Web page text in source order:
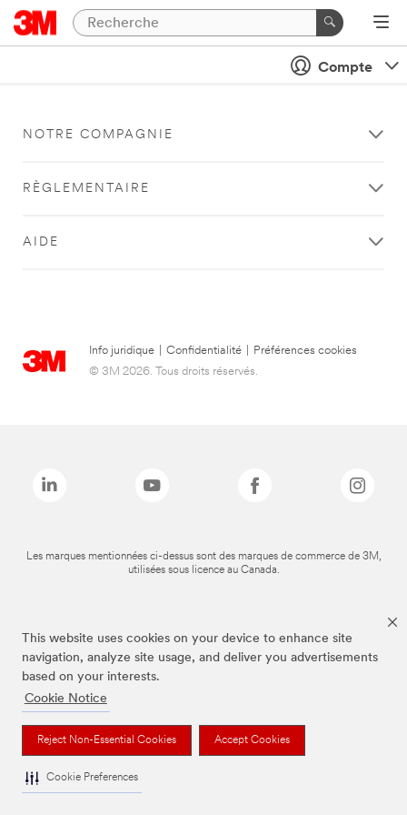
This website uses cookies on your device to enhance site
navigation, analyze site usage, and deliver you advertisements
based on your interests.
Cookie Notice
Reject Non-Essential Cookies Accept Cookies
Cookie Preferences
Compte
NOTRE COMPAGNIE
RÈGLEMENTAIRE
AIDE
Info juridique Confidentialité
Préférences cookies
© 3M 2026. Tous droits réservés.
Les marques mentionnées ci-dessus sont des marques de commerce de 3M,
utilisées sous licence au Canada.